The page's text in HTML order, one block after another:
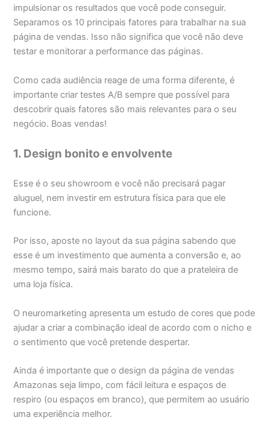
impulsionar os resultados que você pode conseguir.
Separamos os 10 principais fatores para trabalhar na sua
página de vendas. Isso não significa que você não deve
testar e monitorar a performance das páginas.
Como cada audiência reage de uma forma diferente, é
importante criar testes A/B sempre que possível para
descobrir quais fatores são mais relevantes para o seu
negócio. Boas vendas!
1. Design bonito e envolvente
Esse é o seu showroom e você não precisará pagar
aluguel, nem investir em estrutura física para que ele
funcione.
Por isso, aposte no layout da sua página sabendo que
esse é um investimento que aumenta a conversão e, ao
mesmo tempo, sairá mais barato do que a prateleira de
uma loja física.
O neuromarketing apresenta um estudo de cores que pode
ajudar a criar a combinação ideal de acordo com o nicho e
o sentimento que você pretende despertar.
Ainda é importante que o design da página de vendas
Amazonas seja limpo, com fácil leitura e espaços de
respiro (ou espaços em branco), que permitem ao usuário
uma experiência melhor.